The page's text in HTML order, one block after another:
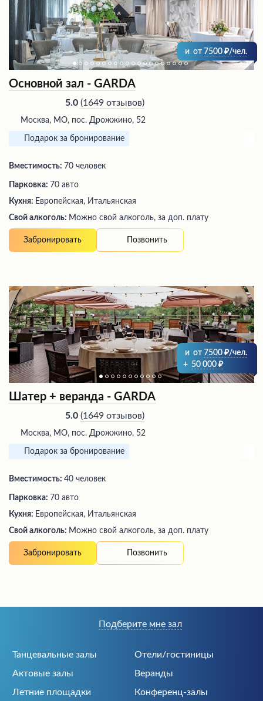
и от 7500 /чел.
Основной зал - GARDA
5.0 (1649 отзывов)
Москва, МО, пос. Дрожжино, 52
Подарок за бронирование
Вместимость: 70 человек
Парковка: 70 авто
Кухня: Европейская, Итальянская
Свой алкоголь: Можно свой алкоголь, за доп. плату
Забронировать Позвонить
и от 7500
/чел.
+ 50 000
Шатер + веранда - GARDA
5.0 (1649 отзывов)
Москва, МО, пос. Дрожжино, 52
Подарок за бронирование
Вместимость: 40 человек
Парковка: 70 авто
Кухня: Европейская, Итальянская
Свой алкоголь: Можно свой алкоголь, за доп. плату
Забронировать Позвонить
Танцевальные залы
Отели/гостиницы
Актовые залы
Веранды
Летние площадки
Конференц-залы
Подберите мне зал